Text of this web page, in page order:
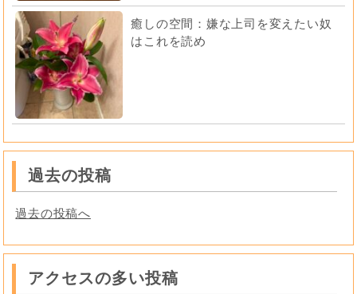
癒しの空間：嫌な上司を変えたい奴
はこれを読め
過去の投稿
過去の投稿へ
アクセスの多い投稿